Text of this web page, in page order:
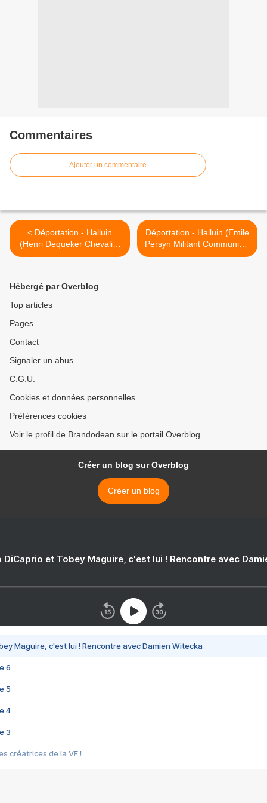
Commentaires
Ajouter un commentaire
< Déportation - Halluin
(Henri Dequeker Chevalier
de la Légion d'Honneur -
Déportation - Halluin (Emile
Persyn Militant Communiste
Résistant Déporté 1920 -
Hébergé par Overblog
Top articles
Pages
Contact
Signaler un abus
C.G.U.
Cookies et données personnelles
Préférences cookies
Voir le profil de Brandodean sur le portail Overblog
Créer un blog sur Overblog
Créer un blog
DiCaprio et Tobey Maguire, c'est lui ! Rencontre avec
Maguire, c'est lui ! Rencontre avec Damien Witecka
6
5
4
3
créatrices de la VF !